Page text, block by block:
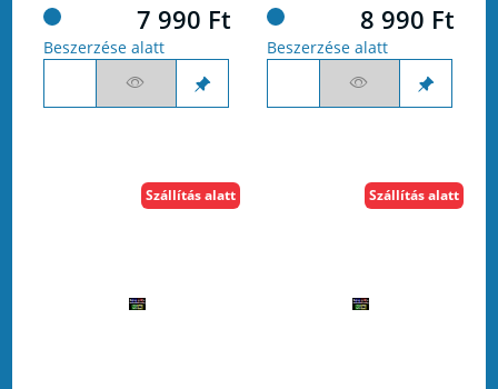
7 990 Ft
Beszerzése alatt
8 990 Ft
Beszerzése alatt
Szállítás alatt Szállítás alatt